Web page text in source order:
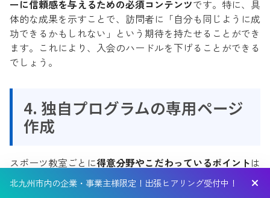
北九州市内の企業・事業主様限定！出張ヒアリング受付中！
ーに信頼感を与えるための必須コンテンツです。特に、具
体的な成果を示すことで、訪問者に「自分も同じように成
功できるかもしれない」という期待を持たせることができ
ます。これにより、入会のハードルを下げることができる
でしょう。
4. 独自プログラムの専用ページ
作成
スポーツ教室ごとに得意分野やこだわっているポイントは
異なります。これらをアピールするためには、専用のペー
ジを作成して個別に紹介することが効果的です。例えば、